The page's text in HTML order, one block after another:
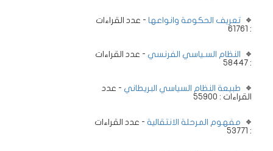
تعريف الحكومة وانواعها - عدد القراءات
: 61761
النظام السـياسي الفرنسي - عدد القراءات
: 58447
طبيعة النظام السياسي البريطاني - عدد
القراءات : 55900
مفهوم المرحلة الانتقالية - عدد القراءات
: 53771